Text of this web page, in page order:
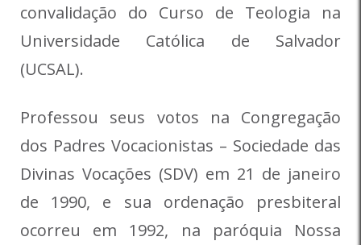
convalidação do Curso de Teologia na
Universidade Católica de Salvador
(UCSAL).
Professou seus votos na Congregação
dos Padres Vocacionistas – Sociedade das
Divinas Vocações (SDV) em 21 de janeiro
de 1990, e sua ordenação presbiteral
ocorreu em 1992, na paróquia Nossa